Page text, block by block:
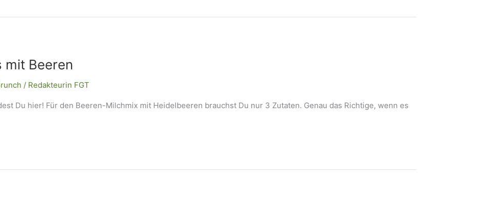
mit Beeren
/ Redakteurin FGT
Du hier! Für den Beeren-Milchmix mit Heidelbeeren brauchst Du nur 3 Zutaten. Genau das Richtige, wenn es